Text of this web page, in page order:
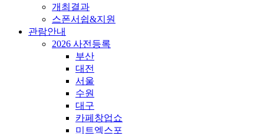
개최결과
스폰서쉽&지원
관람안내
2026 사전등록
부산
대전
서울
수원
대구
카페창업쇼
미트엑스포